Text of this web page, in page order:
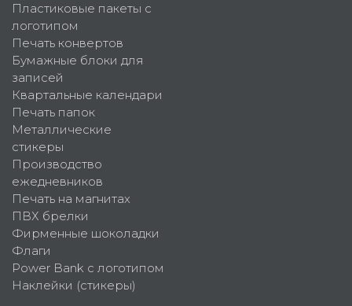
Пластиковые пакеты с
логотипом
Печать конвертов
Бумажные блоки для
записей
Квартальные календари
Печать папок
Металлические
стикеры
Производство
ежедневников
Печать на магнитах
ПВХ брелки
Фирменные шоколадки
Флаги
Power Bank с логотипом
Наклейки (стикеры)